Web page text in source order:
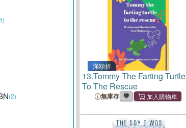
(2)
滿額折
13.Tommy The Farting Turtle
To The Rescue
無庫存